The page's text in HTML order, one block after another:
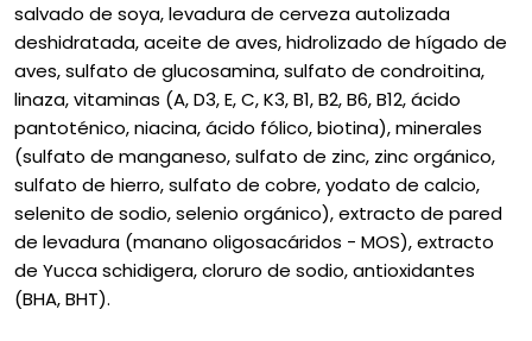
salvado de soya, levadura de cerveza autolizada
deshidratada, aceite de aves, hidrolizado de hígado de
aves, sulfato de glucosamina, sulfato de condroitina,
linaza, vitaminas (A, D3, E, C, K3, B1, B2, B6, B12, ácido
pantoténico, niacina, ácido fólico, biotina), minerales
(sulfato de manganeso, sulfato de zinc, zinc orgánico,
sulfato de hierro, sulfato de cobre, yodato de calcio,
selenito de sodio, selenio orgánico), extracto de pared
de levadura (manano oligosacáridos - MOS), extracto
de Yucca schidigera, cloruro de sodio, antioxidantes
(BHA, BHT).